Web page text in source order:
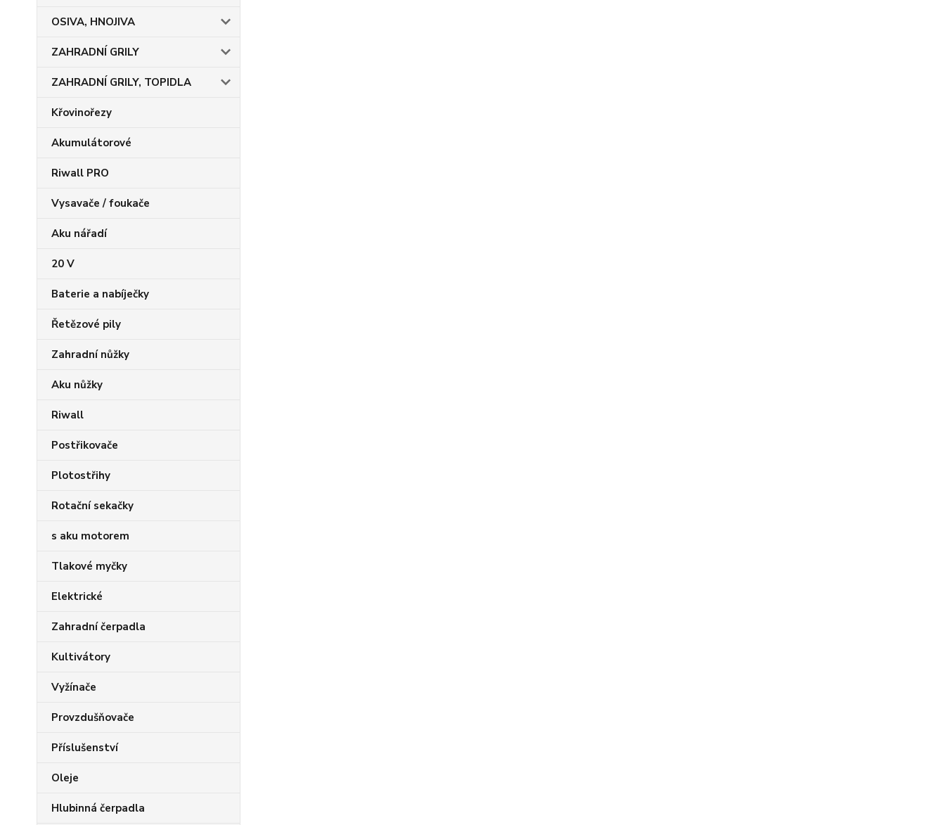
OSIVA, HNOJIVA
ZAHRADNÍ GRILY
ZAHRADNÍ GRILY, TOPIDLA
Křovinořezy
Akumulátorové
Riwall PRO
Vysavače / foukače
Aku nářadí
20 V
Baterie a nabíječky
Řetězové pily
Zahradní nůžky
Aku nůžky
Riwall
Postřikovače
Plotostřihy
Rotační sekačky
s aku motorem
Tlakové myčky
Elektrické
Zahradní čerpadla
Kultivátory
Vyžínače
Provzdušňovače
Příslušenství
Oleje
Hlubinná čerpadla